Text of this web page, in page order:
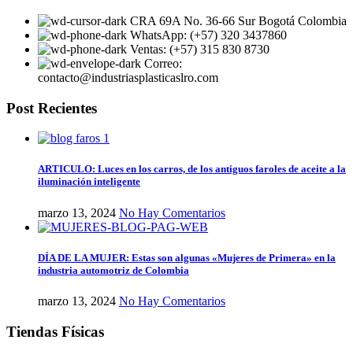
CRA 69A No. 36-66 Sur Bogotá Colombia
WhatsApp: (+57) 320 3437860
Ventas: (+57) 315 830 8730
Correo:
contacto@industriasplasticaslro.com
Post Recientes
ARTICULO: Luces en los carros, de los antiguos faroles de aceite a la
iluminación inteligente
marzo 13, 2024 No Hay Comentarios
DÍA DE LA MUJER: Estas son algunas «Mujeres de Primera» en la
industria automotriz de Colombia
marzo 13, 2024 No Hay Comentarios
Tiendas Físicas